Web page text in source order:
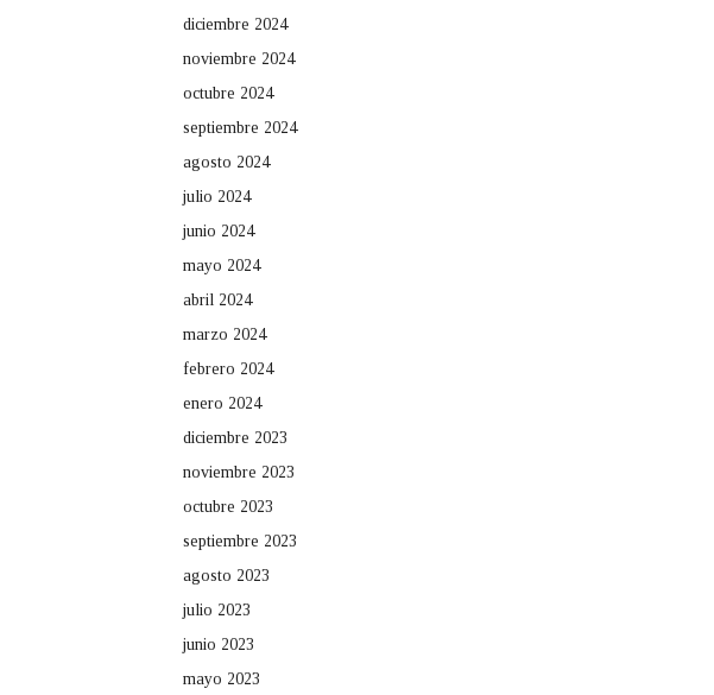
diciembre 2024
noviembre 2024
octubre 2024
septiembre 2024
agosto 2024
julio 2024
junio 2024
mayo 2024
abril 2024
marzo 2024
febrero 2024
enero 2024
diciembre 2023
noviembre 2023
octubre 2023
septiembre 2023
agosto 2023
julio 2023
junio 2023
mayo 2023